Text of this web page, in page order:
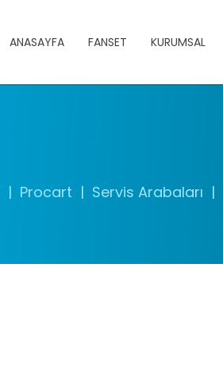
ANASAYFA FANSET KURUMSAL
Procart Servis Arabaları